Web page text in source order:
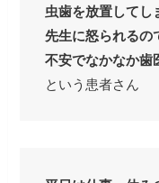
虫歯を放置してし
先生に怒られるの
不安でなかなか歯
という患者さん